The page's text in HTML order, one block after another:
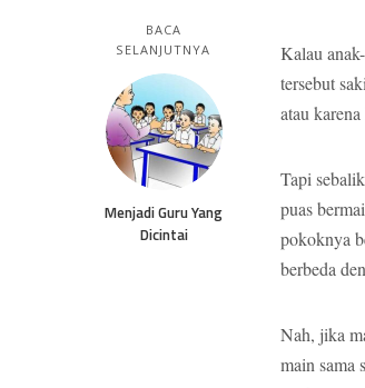
BACA
SELANJUTNYA
Menjadi Guru Yang
Dicintai
Kalau
tersebut
atau
Tapi
puas
pokoknya
berbeda
Nah, jika
main sama